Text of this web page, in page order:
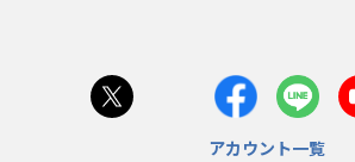
アカウント一覧